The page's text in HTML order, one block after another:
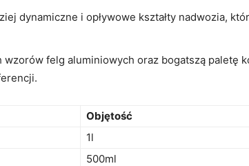
dynamiczne i ‍opływowe kształty nadwozia,
felg aluminiowych oraz‌ bogatszą paletę
Objętość
1l
500ml